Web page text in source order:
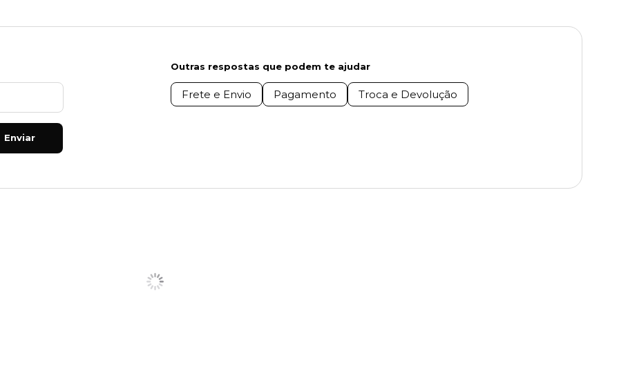
Enviar
Outras respostas que podem te ajudar
Frete e Envio Pagamento Troca e Devolução